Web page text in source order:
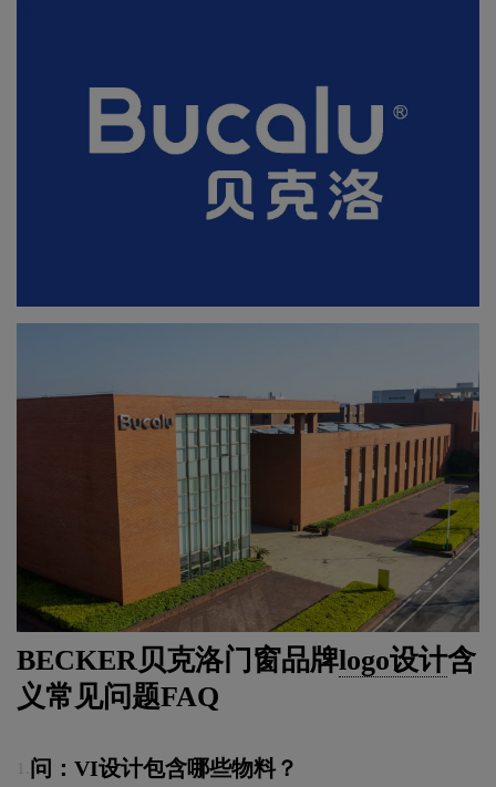
BECKER贝克洛门窗品牌logo设计含
义常见问题FAQ
问：VI设计包含哪些物料？